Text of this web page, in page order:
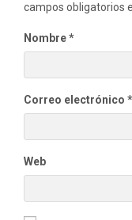
campos obligatorios
Nombre*
Correo electrónico *
Web